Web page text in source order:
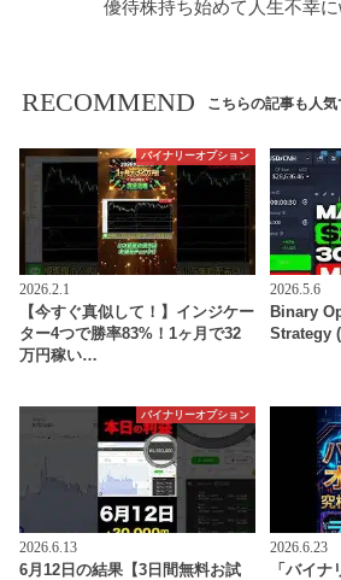
優待株持ち始めて人生不幸
RECOMMEND こちらの記事も人気
バイナリーオプション
2026.2.1
【今すぐ真似して！】インジケー
ター4つで勝率83%！1ヶ月で32
万円稼い…
2026.5.6
Binary
Strategy
バイナリーオプション
2026.6.13
6月12日の結果【3日間無料お試
2026.6.23
「バイ